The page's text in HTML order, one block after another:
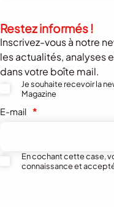
Restez informés !
Inscrivez-vous à notre
les actualités, analyses
dans votre boîte mail.
Je souhaite recevoir la
Magazine
E-mail *
En cochant cette case,
connaissance et